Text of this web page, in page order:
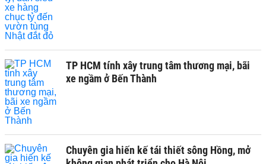
TP HCM tính xây trung tâm thương mại, bãi
xe ngầm ở Bến Thành
Chuyên gia hiến kế tái thiết sông Hồng, mở